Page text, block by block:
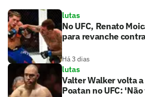
lutas
No UFC, Renato
para revanche
Há 3 dias
lutas
Valter Walker volta
Poatan no UFC: